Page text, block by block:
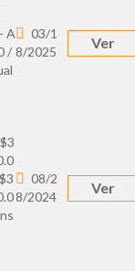
A
/
03/1
8/2025
Ver
08/2
8/2024
Ver